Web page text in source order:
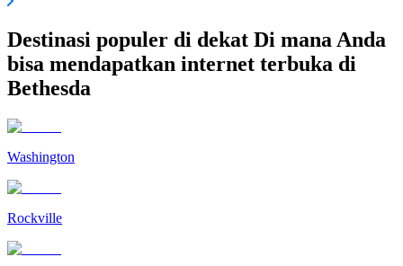
Destinasi populer di dekat Di mana Anda
bisa mendapatkan internet terbuka di
Bethesda
Washington
Rockville